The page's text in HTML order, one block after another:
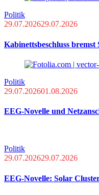
Politik
29.07.202629.07.2026
Kabinettsbeschluss bremst
Politik
29.07.202601.08.2026
EEG-Novelle und
Politik
29.07.202629.07.2026
EEG-Novelle: Solar